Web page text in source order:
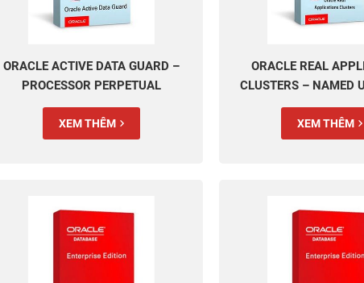
ORACLE ACTIVE DATA GUARD –
PROCESSOR PERPETUAL
XEM THÊM
ORACLE REAL
CLUSTERS – NAMED
PERPETUAL
XEM THÊM